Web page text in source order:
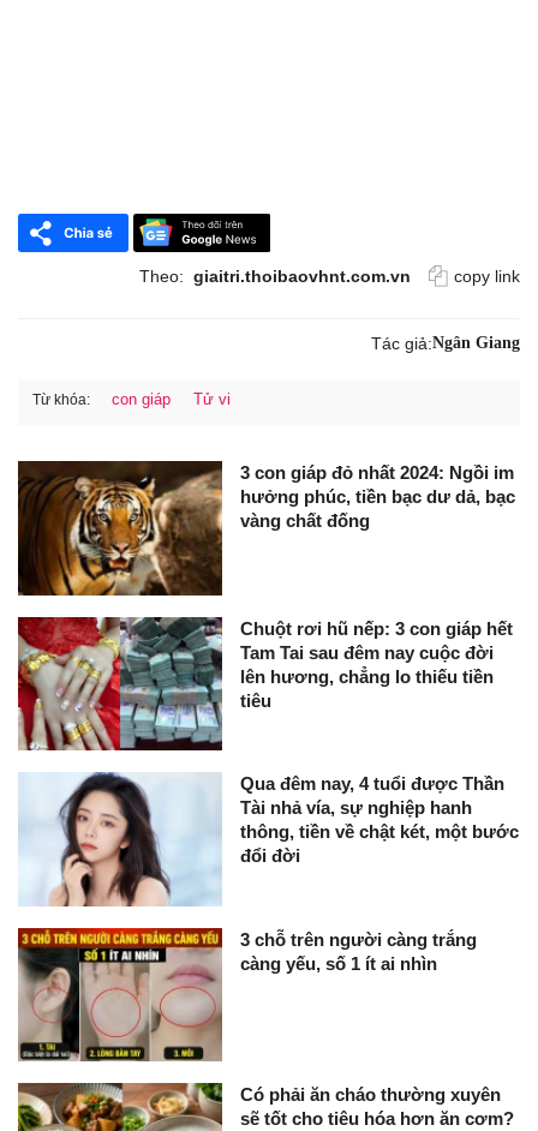
Theo: giaitri.thoibaovhnt.com.vn copy link
Tác giả:Ngân Giang
Từ khóa: con giáp Tử vi
3 con giáp đỏ nhất 2024: Ngồi im
hưởng phúc, tiền bạc dư dả, bạc
vàng chất đống
Chuột rơi hũ nếp: 3 con giáp hết
Tam Tai sau đêm nay cuộc đời
lên hương, chẳng lo thiếu tiền
tiêu
Qua đêm nay, 4 tuổi được Thần
Tài nhả vía, sự nghiệp hanh
thông, tiền về chật két, một bước
đổi đời
3 chỗ trên người càng trắng
càng yếu, số 1 ít ai nhìn
Có phải ăn cháo thường xuyên
sẽ tốt cho tiêu hóa hơn ăn cơm?